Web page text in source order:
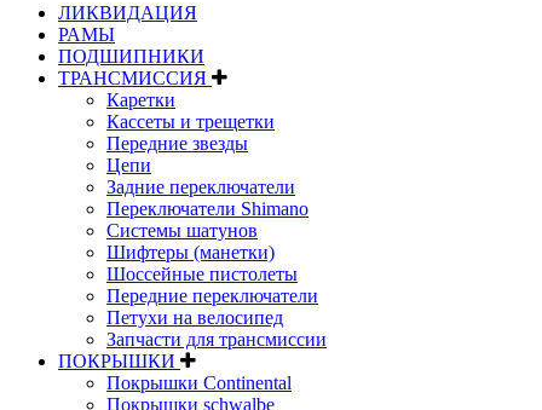
ЛИКВИДАЦИЯ
РАМЫ
ПОДШИПНИКИ
ТРАНСМИССИЯ
Каретки
Кассеты и трещетки
Передние звезды
Цепи
Задние переключатели
Переключатели Shimano
Системы шатунов
Шифтеры (манетки)
Шоссейные пистолеты
Передние переключатели
Петухи на велосипед
Запчасти для трансмиссии
ПОКРЫШКИ
Покрышки Continental
Покрышки schwalbe